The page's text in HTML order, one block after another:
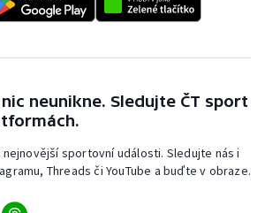
neunikne. Sledujte ČT sport
sportovní události. Sledujte nás i
Threads či YouTube a buďte v obraze.